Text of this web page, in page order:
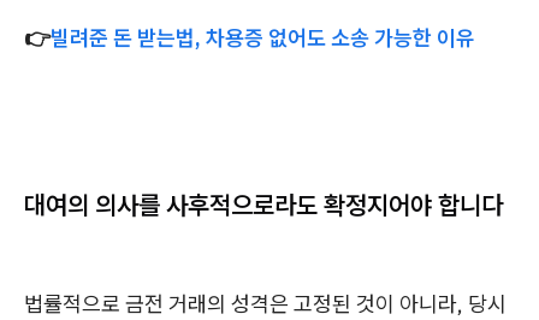
👉빌려준 돈 받는법, 차용증 없어도 소송 가능한 이유
대여의 의사를 사후적으로라도 확정지어야 합니다
법률적으로 금전 거래의 성격은 고정된 것이 아니라, 당시